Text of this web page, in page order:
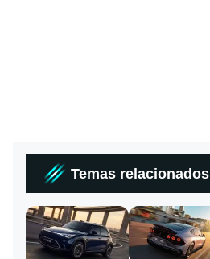
Temas relacionados